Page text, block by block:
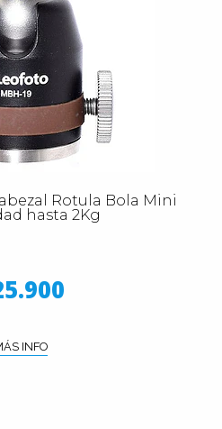
Rotula Bola Mini
hasta 2Kg
INFO